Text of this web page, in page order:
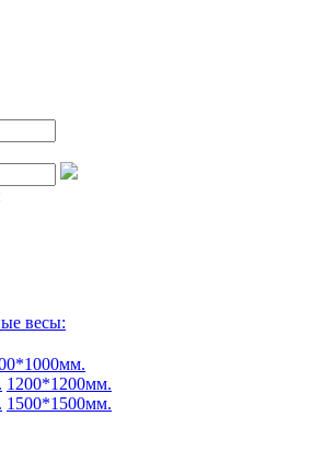
весы:
1200*1200мм.
1500*1500мм.